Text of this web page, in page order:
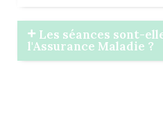
Les séances sont-
l'Assurance Maladie ?